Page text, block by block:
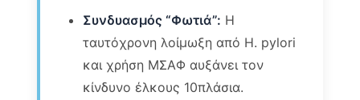
Συνδυασμός “Φωτιά”: Η
ταυτόχρονη λοίμωξη από H. pylori
και χρήση ΜΣΑΦ αυξάνει τον
κίνδυνο έλκους 10πλάσια.